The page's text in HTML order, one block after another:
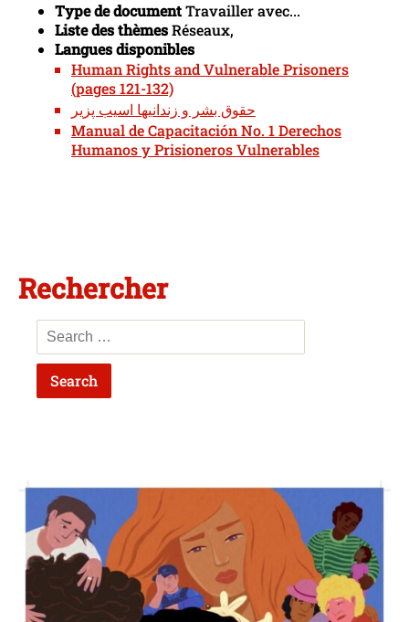
Type de documentTravailler avec...
Liste des thèmesRéseaux,
Langues disponibles
Human Rights and Vulnerable Prisoners
(pages 121-132)
حقوق بشر و زندانیها اسیب پزیر
Manual de Capacitación No. 1 Derechos
Humanos y Prisioneros Vulnerables
Rechercher